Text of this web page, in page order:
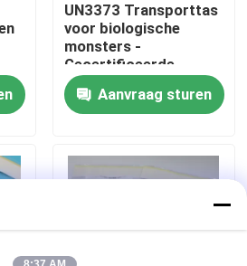
specimenvervoer
UN3373 Transporttas
voor biologische
monsters -
Gecertificeerde
specimenverpakking &
transportbox
Aanvraag sturen